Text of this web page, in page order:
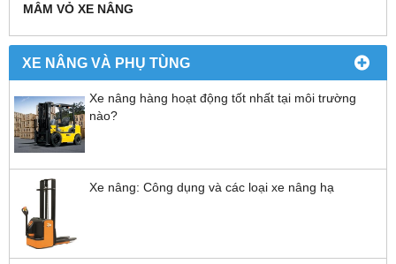
MÂM VỎ XE NÂNG
XE NÂNG VÀ PHỤ TÙNG
Xe nâng hàng hoạt động tốt nhất tại môi trường
nào?
Xe nâng: Công dụng và các loại xe nâng hạ